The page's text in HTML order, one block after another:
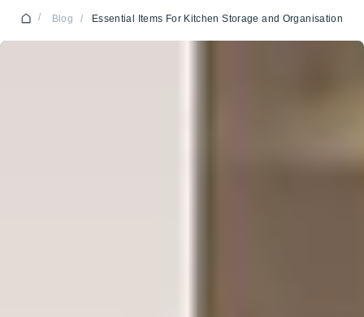
/ Blog / Essential Items For Kitchen Storage and Organisation